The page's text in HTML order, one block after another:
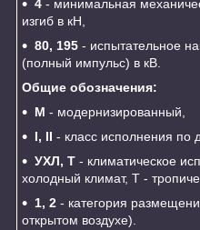
4 - минимальная
изгиб в кН,
80, 195 - испытательное
(полный импульс) в кВ.
Общие обозначения:
М - модернизированный,
I, II - класс исполнения по
УХЛ, Т - климатическое
холодный климат, Т -
1, 2 - категория
открытом воздухе).